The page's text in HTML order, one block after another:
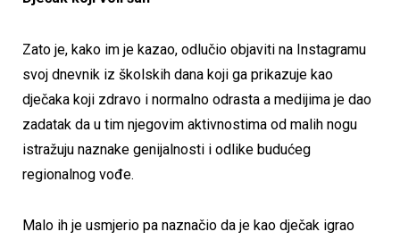
Zato je, kako im je kazao, odlučio objaviti na Instagramu
svoj dnevnik iz školskih dana koji ga prikazuje kao
dječaka koji zdravo i normalno odrasta a medijima je dao
zadatak da u tim njegovim aktivnostima od malih nogu
istražuju naznake genijalnosti i odlike budućeg
regionalnog vođe.
Malo ih je usmjerio pa naznačio da je kao dječak igrao